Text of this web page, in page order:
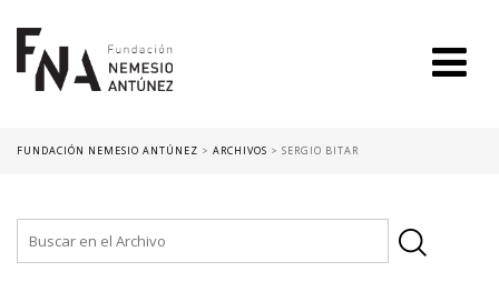
FUNDACIÓN NEMESIO ANTÚNEZ > ARCHIVOS > SERGIO BITAR